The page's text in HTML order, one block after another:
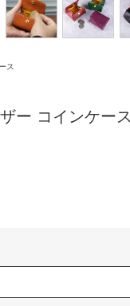
ス
ー コインケー